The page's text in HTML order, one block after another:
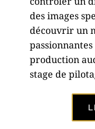
des images
découvrir un
production
stage de